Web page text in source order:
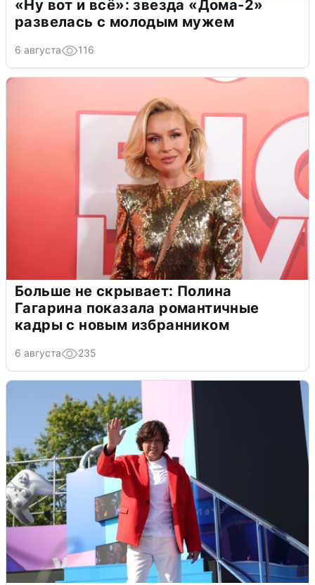
«Ну вот и всё»: звезда «Дома-2»
развелась с молодым мужем
6 августа 116
Больше не скрывает: Полина
Гагарина показала романтичные
кадры с новым избранником
6 августа 235